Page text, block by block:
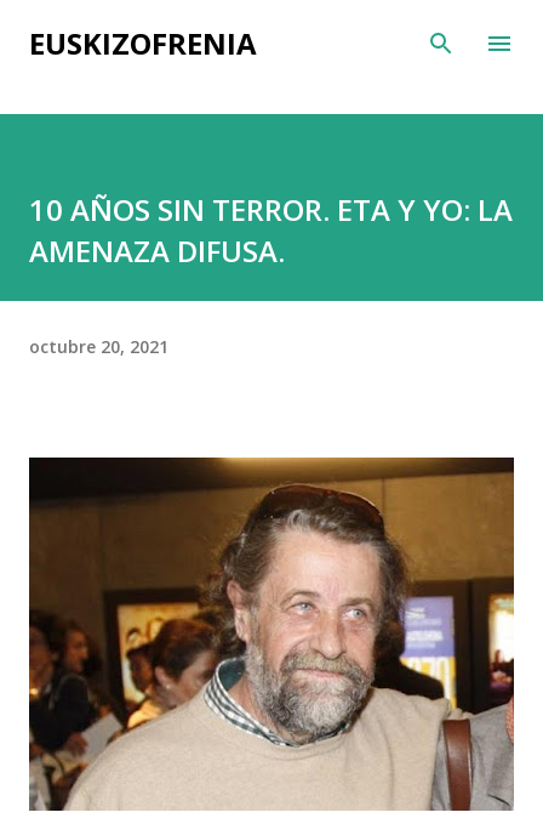
Ir al contenido principal
EUSKIZOFRENIA
10 AÑOS SIN TERROR. ETA Y YO: LA
AMENAZA DIFUSA.
octubre 20, 2021